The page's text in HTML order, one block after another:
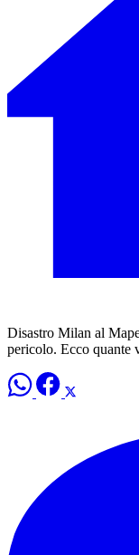
Disastro Milan al
pericolo. Ecco quante